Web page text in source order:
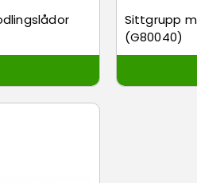
Sittgrupp
(G80040)